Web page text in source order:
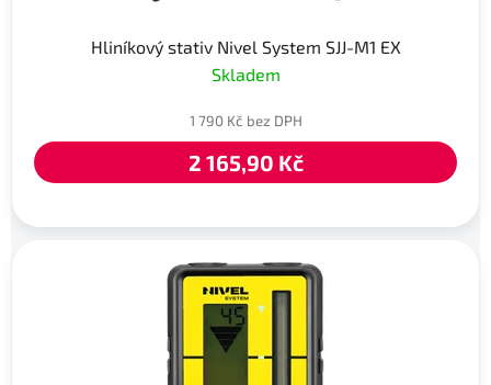
Hliníkový stativ Nivel System SJJ-M1 EX
Skladem
1 790 Kč bez DPH
2 165,90 Kč